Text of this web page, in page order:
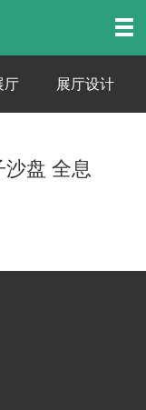
厅 展厅设计
盘 全息